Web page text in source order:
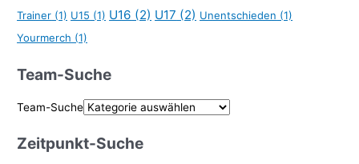
Trainer (1) U15 (1) U16 (2) U17 (2) Unentschieden (1)
Yourmerch (1)
Team-Suche
Team-Suche
Zeitpunkt-Suche